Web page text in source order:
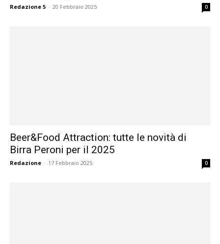
Redazione 5 - 20 Febbraio 2025 0
Beer&Food Attraction: tutte le novità di
Birra Peroni per il 2025
Redazione - 17 Febbraio 2025 0